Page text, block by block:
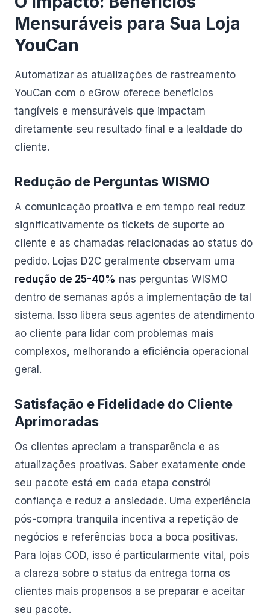
Mensuráveis para Sua Loja
YouCan
Automatizar as atualizações de rastreamento
YouCan com o eGrow oferece benefícios
tangíveis e mensuráveis que impactam
diretamente seu resultado final e a lealdade do
cliente.
Redução de Perguntas WISMO
A comunicação proativa e em tempo real reduz
significativamente os tickets de suporte ao
cliente e as chamadas relacionadas ao status do
pedido. Lojas D2C geralmente observam uma
redução de 25-40% nas perguntas WISMO
dentro de semanas após a implementação de tal
sistema. Isso libera seus agentes de atendimento
ao cliente para lidar com problemas mais
complexos, melhorando a eficiência operacional
geral.
Satisfação e Fidelidade do Cliente
Aprimoradas
Os clientes apreciam a transparência e as
atualizações proativas. Saber exatamente onde
seu pacote está em cada etapa constrói
confiança e reduz a ansiedade. Uma experiência
pós-compra tranquila incentiva a repetição de
negócios e referências boca a boca positivas.
Para lojas COD, isso é particularmente vital, pois
a clareza sobre o status da entrega torna os
clientes mais propensos a se preparar e aceitar
seu pacote.